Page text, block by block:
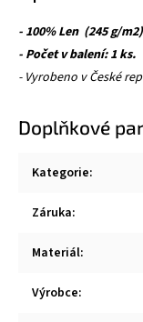
- 100% Len (245 g/m2)
- Počet v balení: 1 ks.
- Vyrobeno v České
Doplňkové
Kategorie:
Záruka:
Materiál:
Výrobce: